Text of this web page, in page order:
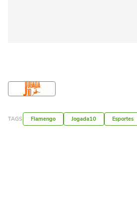
TAGS Flamengo Jogada10 Esportes